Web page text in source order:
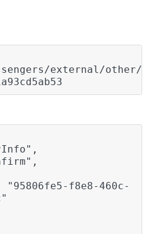
external/other/
f8e8-460c-